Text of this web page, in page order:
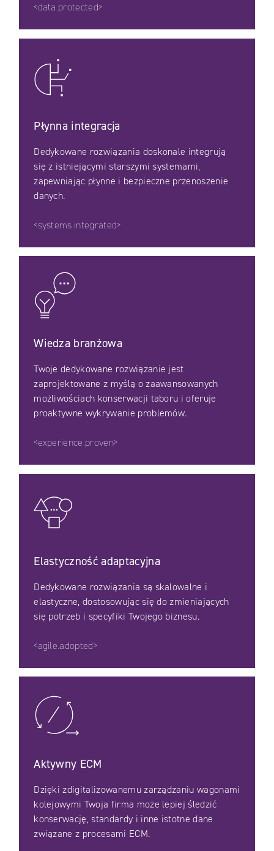
<data.protected>
Płynna integracja
Dedykowane rozwiązania doskonale integrują
się z istniejącymi starszymi systemami,
zapewniając płynne i bezpieczne przenoszenie
danych.
<systems.integrated>
Wiedza branżowa
Twoje dedykowane rozwiązanie jest
zaprojektowane z myślą o zaawansowanych
możliwościach konserwacji taboru i oferuje
proaktywne wykrywanie problemów.
<experience.proven>
Elastyczność adaptacyjna
Dedykowane rozwiązania są skalowalne i
elastyczne, dostosowując się do zmieniających
się potrzeb i specyfiki Twojego biznesu.
<agile.adopted>
Aktywny ECM
Dzięki zdigitalizowanemu zarządzaniu wagonami
kolejowymi Twoja firma może lepiej śledzić
konserwację, standardy i inne istotne dane
związane z procesami ECM.